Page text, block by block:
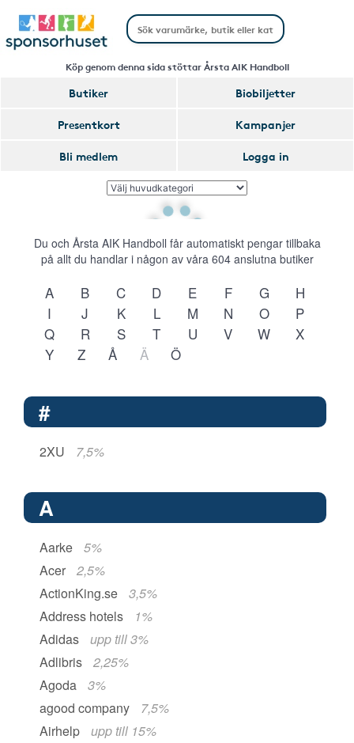
Köp genom denna sida stöttar Årsta AIK Handboll
Butiker
Biobiljetter
Presentkort
Kampanjer
Bli medlem
Logga in
Du och Årsta AIK Handboll får automatiskt pengar tillbaka
på allt du handlar i någon av våra 604anslutna butiker
A B C D E F G
H
I
J K L M N O
P
Q
R S T U V W
X
Y
Z Å Ä Ö
#
2XU 7,5%
A
Aarke
5%
Acer
2,5%
ActionKing.se
3,5%
Address hotels
1%
Adidas
upp till 3%
Adlibris
2,25%
Agoda
3%
agood company
7,5%
Airhelp
upp till 15%